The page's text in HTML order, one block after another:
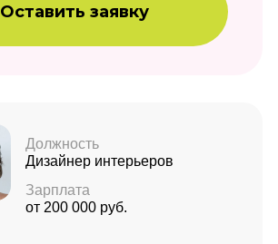
Оставить заявку
Должность
Зарплата
Дизайнер интерьеров
от 200 000 руб.